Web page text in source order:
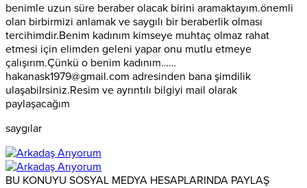
benimle uzun süre beraber olacak birini aramaktayım.önemli
olan birbirmizi anlamak ve saygılı bir beraberlik olması
tercihimdir.Benim kadınım kimseye muhtaç olmaz rahat
etmesi için elimden geleni yapar onu mutlu etmeye
çalışırım.Çünkü o benim kadınım……
hakanask1979@gmail.com adresinden bana şimdilik
ulaşabilrsiniz.Resim ve ayrıntılı bilgiyi mail olarak
paylaşacağım
saygılar
BU KONUYU SOSYAL MEDYA HESAPLARINDA PAYLAŞ